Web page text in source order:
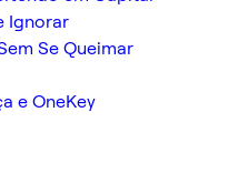
Ignorar
Se Queimar
e OneKey